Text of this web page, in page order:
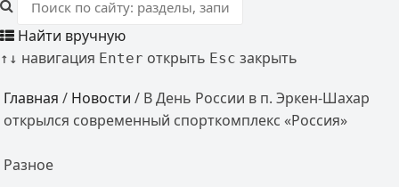
Найти вручную
↑ ↓ навигация Enter открыть Esc закрыть
Главная / Новости / В День России в п. Эркен-Шахар
открылся современный спорткомплекс «Россия»
Разное